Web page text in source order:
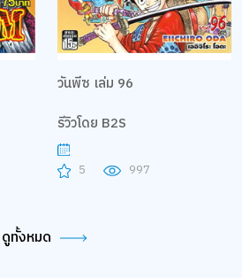
วันพีซ เล่ม 96
รีวิวโดย B2S
5 997
ดูทั้งหมด